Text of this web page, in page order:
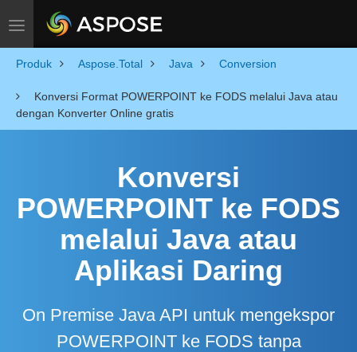
Toggle navigation
Produk Aspose.Total Java Conversion
Konversi Format POWERPOINT ke FODS melalui Java atau
dengan Konverter Online gratis
Konversi
POWERPOINT ke FODS
melalui Java atau
Aplikasi Daring
On Premise Java API untuk mengekspor
POWERPOINT ke FODS tanpa